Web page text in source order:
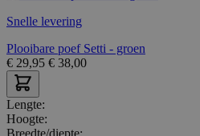
Snelle levering
Plooibare poef Setti - groen
€ 29,95 € 38,00
Lengte:
Hoogte:
Breedte/diepte: